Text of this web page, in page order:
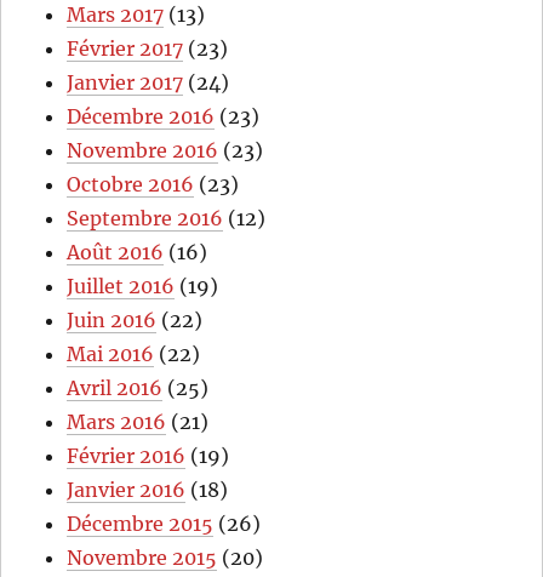
Mars 2017 (13)
Février 2017 (23)
Janvier 2017 (24)
Décembre 2016 (23)
Novembre 2016 (23)
Octobre 2016 (23)
Septembre 2016 (12)
Août 2016 (16)
Juillet 2016 (19)
Juin 2016 (22)
Mai 2016 (22)
Avril 2016 (25)
Mars 2016 (21)
Février 2016 (19)
Janvier 2016 (18)
Décembre 2015 (26)
Novembre 2015 (20)